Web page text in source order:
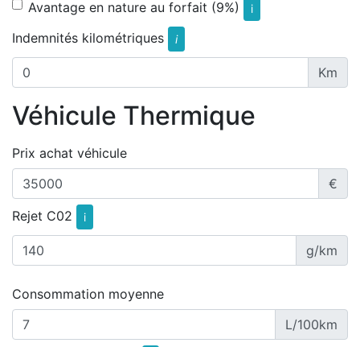
Avantage en nature au forfait (9%)
i
Indemnités kilométriques i
Km
Véhicule Thermique
Prix achat véhicule
€
Rejet C02
i
g/km
Consommation moyenne
L/100km